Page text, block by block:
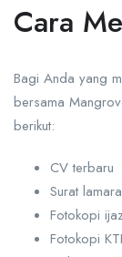
Cara
Bagi Anda yang
bersama
berikut:
CV terbaru
Surat
Fotokopi
Fotokopi